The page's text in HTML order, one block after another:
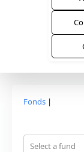
Fonds |
Select a fund